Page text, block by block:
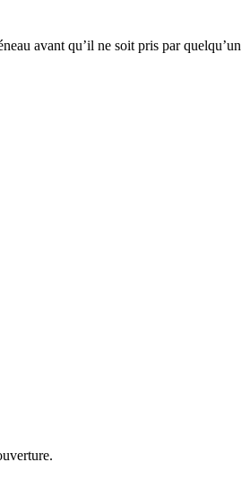
avant qu’il ne soit pris par quelqu’un